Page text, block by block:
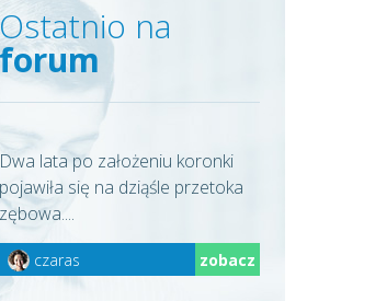
Ostatnio na
forum
Dwa lata po założeniu koronki
pojawiła się na dziąśle przetoka
zębowa....
czaras zobacz